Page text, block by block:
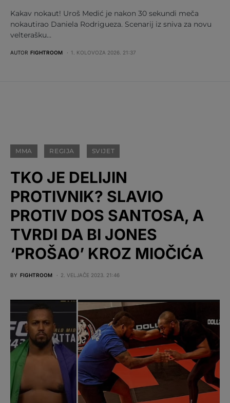
Kakav nokaut! Uroš Medić je nakon 30 sekundi meča
nokautirao Daniela Rodrigueza. Scenarij iz sniva za novu
velterašku…
AUTOR FIGHTROOM 1. KOLOVOZA 2026. 21:37
MMA REGIJA SVIJET
TKO JE DELIJIN
PROTIVNIK? SLAVIO
PROTIV DOS SANTOSA, A
TVRDI DA BI JONES
‘PROŠAO’ KROZ MIOČIĆA
BY FIGHTROOM 2. VELJAČE 2023. 21:46